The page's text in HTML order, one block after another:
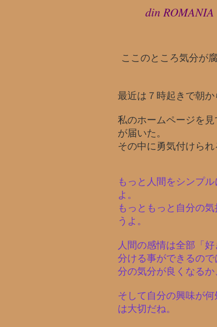
din ROMANIA
ここのところ気分が
最近は７時起きで朝
私のホームページを
が届いた。
その中に勇気付けら
もっと人間をシンプ
よ。
もっともっと自分の
うよ。
人間の感情は全部「
分ける事ができるの
分の気分が良くなる
そして自分の興味が
は大切だね。